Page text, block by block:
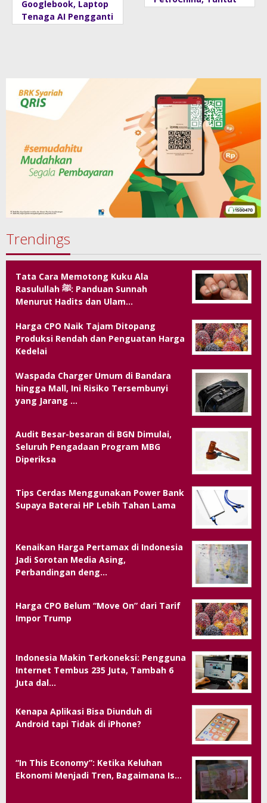
Googlebook, Laptop
Tenaga AI Pengganti
Trendings
Tata Cara Memotong Kuku Ala
Rasulullah ﷺ: Panduan Sunnah
Menurut Hadits dan Ulam…
Harga CPO Naik Tajam Ditopang
Produksi Rendah dan Penguatan Harga
Kedelai
Waspada Charger Umum di Bandara
hingga Mall, Ini Risiko Tersembunyi
yang Jarang …
Audit Besar-besaran di BGN Dimulai,
Seluruh Pengadaan Program MBG
Diperiksa
Tips Cerdas Menggunakan Power Bank
Supaya Baterai HP Lebih Tahan Lama
Kenaikan Harga Pertamax di Indonesia
Jadi Sorotan Media Asing,
Perbandingan deng…
Harga CPO Belum “Move On” dari Tarif
Impor Trump
Indonesia Makin Terkoneksi: Pengguna
Internet Tembus 235 Juta, Tambah 6
Juta dal…
Kenapa Aplikasi Bisa Diunduh di
Android tapi Tidak di iPhone?
“In This Economy”: Ketika Keluhan
Ekonomi Menjadi Tren, Bagaimana Is…